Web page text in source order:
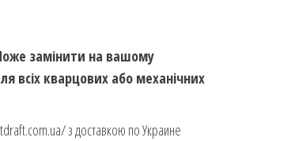
замінити на вашому
всіх кварцових або механічних
з доставкою по Украине